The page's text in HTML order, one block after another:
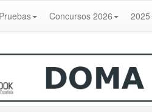
Pruebas Concursos 2026 2025